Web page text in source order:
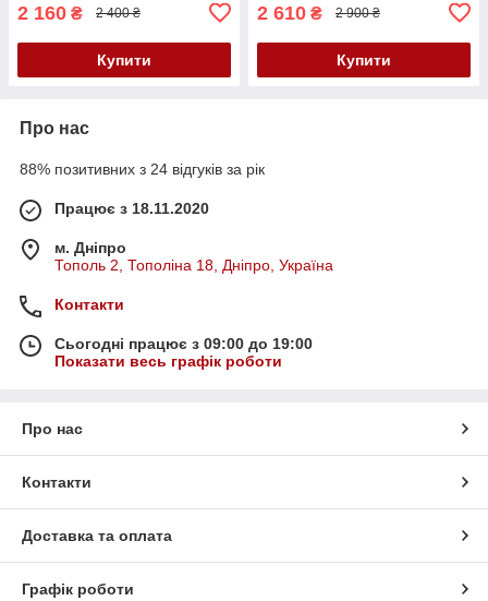
2 160 ₴ 2 400 ₴
Купити
2 610 ₴ 2 900 ₴
Купити
Про нас
88% позитивних з 24 відгуків за рік
Працює з 18.11.2020
м. Дніпро
Тополь 2, Тополіна 18, Дніпро, Україна
Контакти
Сьогодні працює з 09:00 до 19:00
Показати весь графік роботи
Про нас
Контакти
Доставка та оплата
Графік роботи